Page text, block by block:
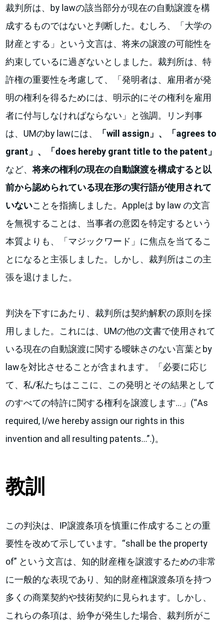
裁判所は、by lawの該当部分が現在の自動譲渡を構
成するものではないと判断した。むしろ、「大学の
財産とする」という文言は、将来の譲渡の可能性を
約束しているに過ぎないとしました。裁判所は、特
許権の重要性を考慮して、「発明者は、雇用者が発
明の権利を得るためには、明示的にその権利を雇用
者に付与しなければならない」と強調。リン判事
は、UMのby lawには、
「will assign」、「agrees to
grant」、「does hereby grant title to the patent」
など、将来の権利の現在の自動譲渡を構成すると以
前から認められている現在形の実行語が使用されて
いないことを指摘しました。Appleは by law の文言
を無視することは、当事者の意図を特定するという
本質よりも、「マジックワード」に焦点を当てるこ
とになると主張しました。しかし、裁判所はこの主
張を退けました。
判決を下すにあたり、裁判所は契約解釈の原則を採
用しました。これには、UMの他の文書で使用されて
いる現在の自動譲渡に関する曖昧さのない言葉とby
lawを対比させることが含まれます。「必要に応じ
て、私/私たちはここに、この発明とその結果として
のすべての特許に関する権利を譲渡します…」(“As
required, I/we hereby assign our rights in this
invention and all resulting patents…”.)。
教訓
この判決は、IP譲渡条項を慎重に作成することの重
要性を改めて示しています。“shall be the property
of” という文言は、知的財産権を譲渡するための非常
に一般的な表現であり、知的財産権譲渡条項を持つ
多くの商業契約や技術契約に見られます。しかし、
これらの条項は、紛争が発生した場合、裁判所がこ